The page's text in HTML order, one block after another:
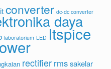
converter dc-dc converter
daya
laboratorium LED ltspice
rectifier rmssakelar